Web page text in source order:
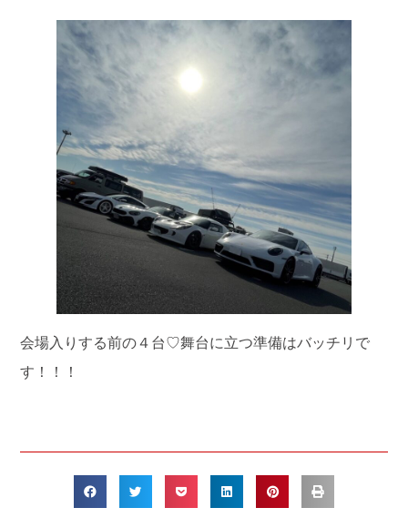
会場入りする前の４台♡舞台に立つ準備はバッチリで
す！！！